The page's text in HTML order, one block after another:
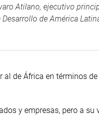
Atilano, ejecutivo
de América
al de África en términos
y empresas, pero a su